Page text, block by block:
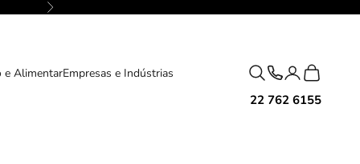
Próximo
e AlimentarEmpresas e Indústrias
22 762 6155
Pesquisar Carrinho